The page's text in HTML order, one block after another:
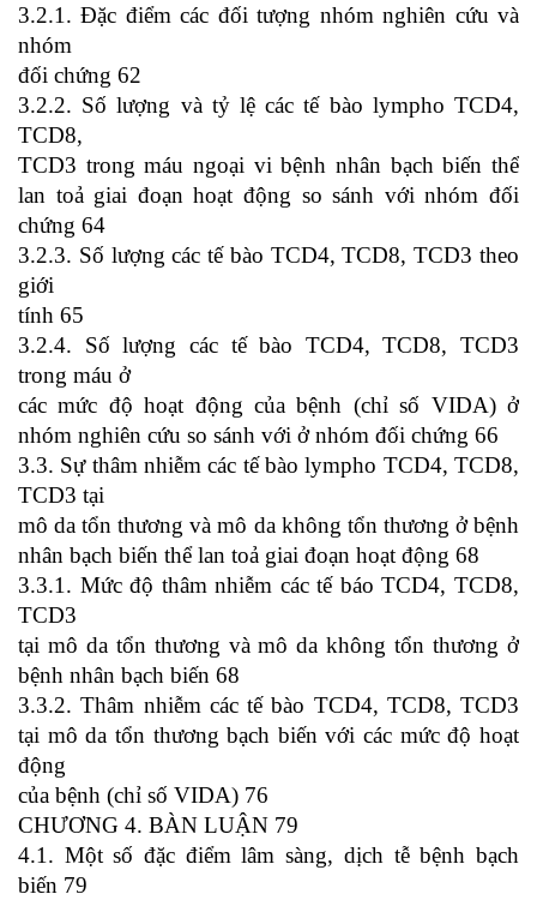
3.2.1. Đặc điểm các đối tượng nhóm nghiên cứu và
nhóm
đối chứng 62
3.2.2. Số lượng và tỷ lệ các tế bào lympho TCD4,
TCD8,
TCD3 trong máu ngoại vi bệnh nhân bạch biến thể
lan toả giai đoạn hoạt động so sánh với nhóm đối
chứng 64
3.2.3. Số lượng các tế bào TCD4, TCD8, TCD3 theo
giới
tính 65
3.2.4. Số lượng các tế bào TCD4, TCD8, TCD3
trong máu ở
các mức độ hoạt động của bệnh (chỉ số VIDA) ở
nhóm nghiên cứu so sánh với ở nhóm đối chứng 66
3.3. Sự thâm nhiễm các tế bào lympho TCD4, TCD8,
TCD3 tại
mô da tổn thương và mô da không tổn thương ở bệnh
nhân bạch biến thể lan toả giai đoạn hoạt động 68
3.3.1. Mức độ thâm nhiễm các tế báo TCD4, TCD8,
TCD3
tại mô da tổn thương và mô da không tổn thương ở
bệnh nhân bạch biến 68
3.3.2. Thâm nhiễm các tế bào TCD4, TCD8, TCD3
tại mô da tổn thương bạch biến với các mức độ hoạt
động
của bệnh (chỉ số VIDA) 76
CHƯƠNG 4. BÀN LUẬN 79
4.1. Một số đặc điểm lâm sàng, dịch tễ bệnh bạch
biến 79